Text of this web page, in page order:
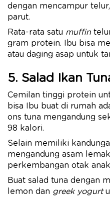
dengan mencampur
parut.
Rata-rata satu muffin
gram protein. Ibu bisa
atau daging asap untuk
5. Salad Ikan
Cemilan tinggi protein
bisa Ibu buat di rumah
ons tuna mengandung
98 kalori.
Selain memiliki
mengandung asam
perkembangan otak
Buat salad tuna dengan
lemon dan greek yogurt